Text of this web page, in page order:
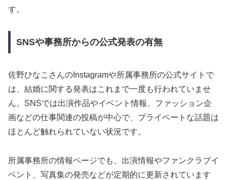
す。
SNSや事務所からの公式発表の有無
佐野ひなこさんのInstagramや所属事務所の公式サイトで
は、結婚に関する発表はこれまで一度も行われていませ
ん。SNSでは出演作品やイベント情報、ファッション企
画などの仕事関連の投稿が中心で、プライベートな話題は
ほとんど触れられていない状況です。
所属事務所の情報ページでも、出演情報やファンクラブイ
ベント、写真集の発売などが定期的に更新されています